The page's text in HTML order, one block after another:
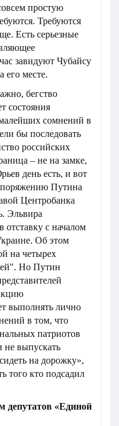
простую
Требуются
Есть серьезные
завидуют Чубайсу
его месте.
бегство
состояния
сомнений в
бы последовать
российских
– не на замке,
день есть, и вот
Путина
Центробанка
Эльвира
отставку с началом
Об этом
на четырех
Но Путин
выполнять лично
в том, что
патриотов
не выпускать
на дорожку»,
того кто подсадил
депутатов «Единой